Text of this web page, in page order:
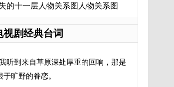
的十一层人物关系图人物关系图
视剧经典台词
听到来自草原深处厚重的回响，那是
于旷野的眷恋。